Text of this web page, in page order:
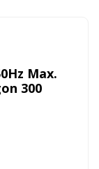
Max.
300